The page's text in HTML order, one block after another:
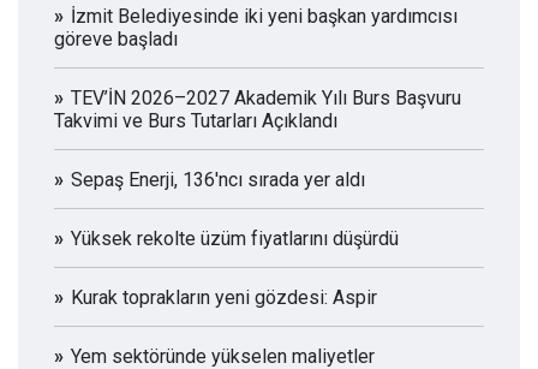
İzmit Belediyesinde iki yeni başkan yardımcısı
göreve başladı
TEV’İN 2026–2027 Akademik Yılı Burs Başvuru
Takvimi ve Burs Tutarları Açıklandı
Sepaş Enerji, 136'ncı sırada yer aldı
Yüksek rekolte üzüm fiyatlarını düşürdü
Kurak toprakların yeni gözdesi: Aspir
Yem sektöründe yükselen maliyetler